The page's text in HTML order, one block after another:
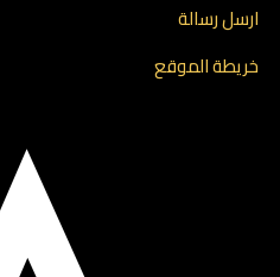
ارسل رسالة
خريطة الموقع